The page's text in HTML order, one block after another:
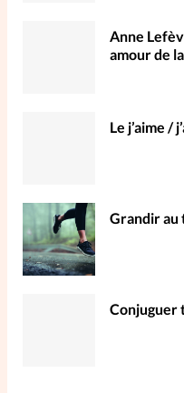
Anne
amour de
Le j’aime /
Grandir au
Conjuguer